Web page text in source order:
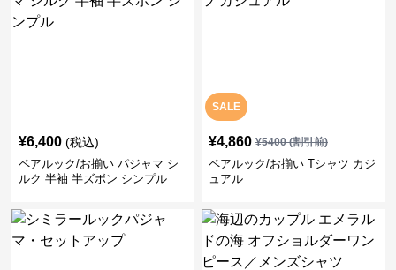
¥6,400 (税込)
ペアルック/お揃い パジャマ シ
ルク 半袖 半ズボン シンプル
SALE
¥4,860 ¥5400(割引前)
ペアルック/お揃い Tシャツ カジ
ュアル